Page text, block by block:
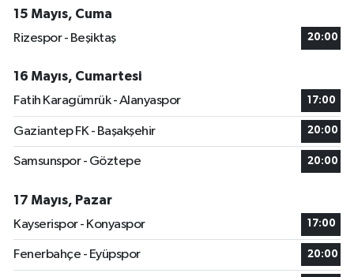
15 Mayıs, Cuma
Rizespor - Beşiktaş
20:00
16 Mayıs, Cumartesi
Fatih Karagümrük - Alanyaspor
17:00
Gaziantep FK - Başakşehir 20:00
Samsunspor - Göztepe 20:00
17 Mayıs, Pazar
Kayserispor - Konyaspor
17:00
Fenerbahçe - Eyüpspor 20:00